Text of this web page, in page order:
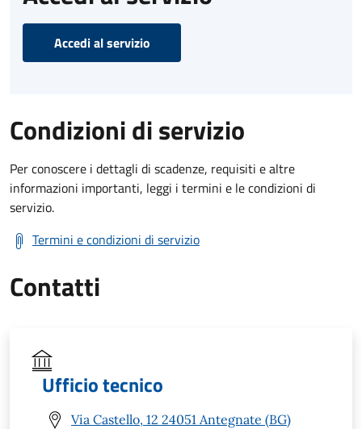
Accedi al servizio
Condizioni di servizio
Per conoscere i dettagli di scadenze, requisiti e altre
informazioni importanti, leggi i termini e le condizioni di
servizio.
Termini e condizioni di servizio
Contatti
Ufficio tecnico
Via Castello, 12 24051 Antegnate (BG)